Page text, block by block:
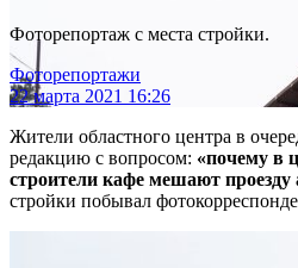
Фоторепортаж с места стройки.
Фоторепортажи
22 марта 2021 16:26
Жители областного центра в
редакцию с вопросом: «почему в
строители кафе мешают проезду
стройки побывал